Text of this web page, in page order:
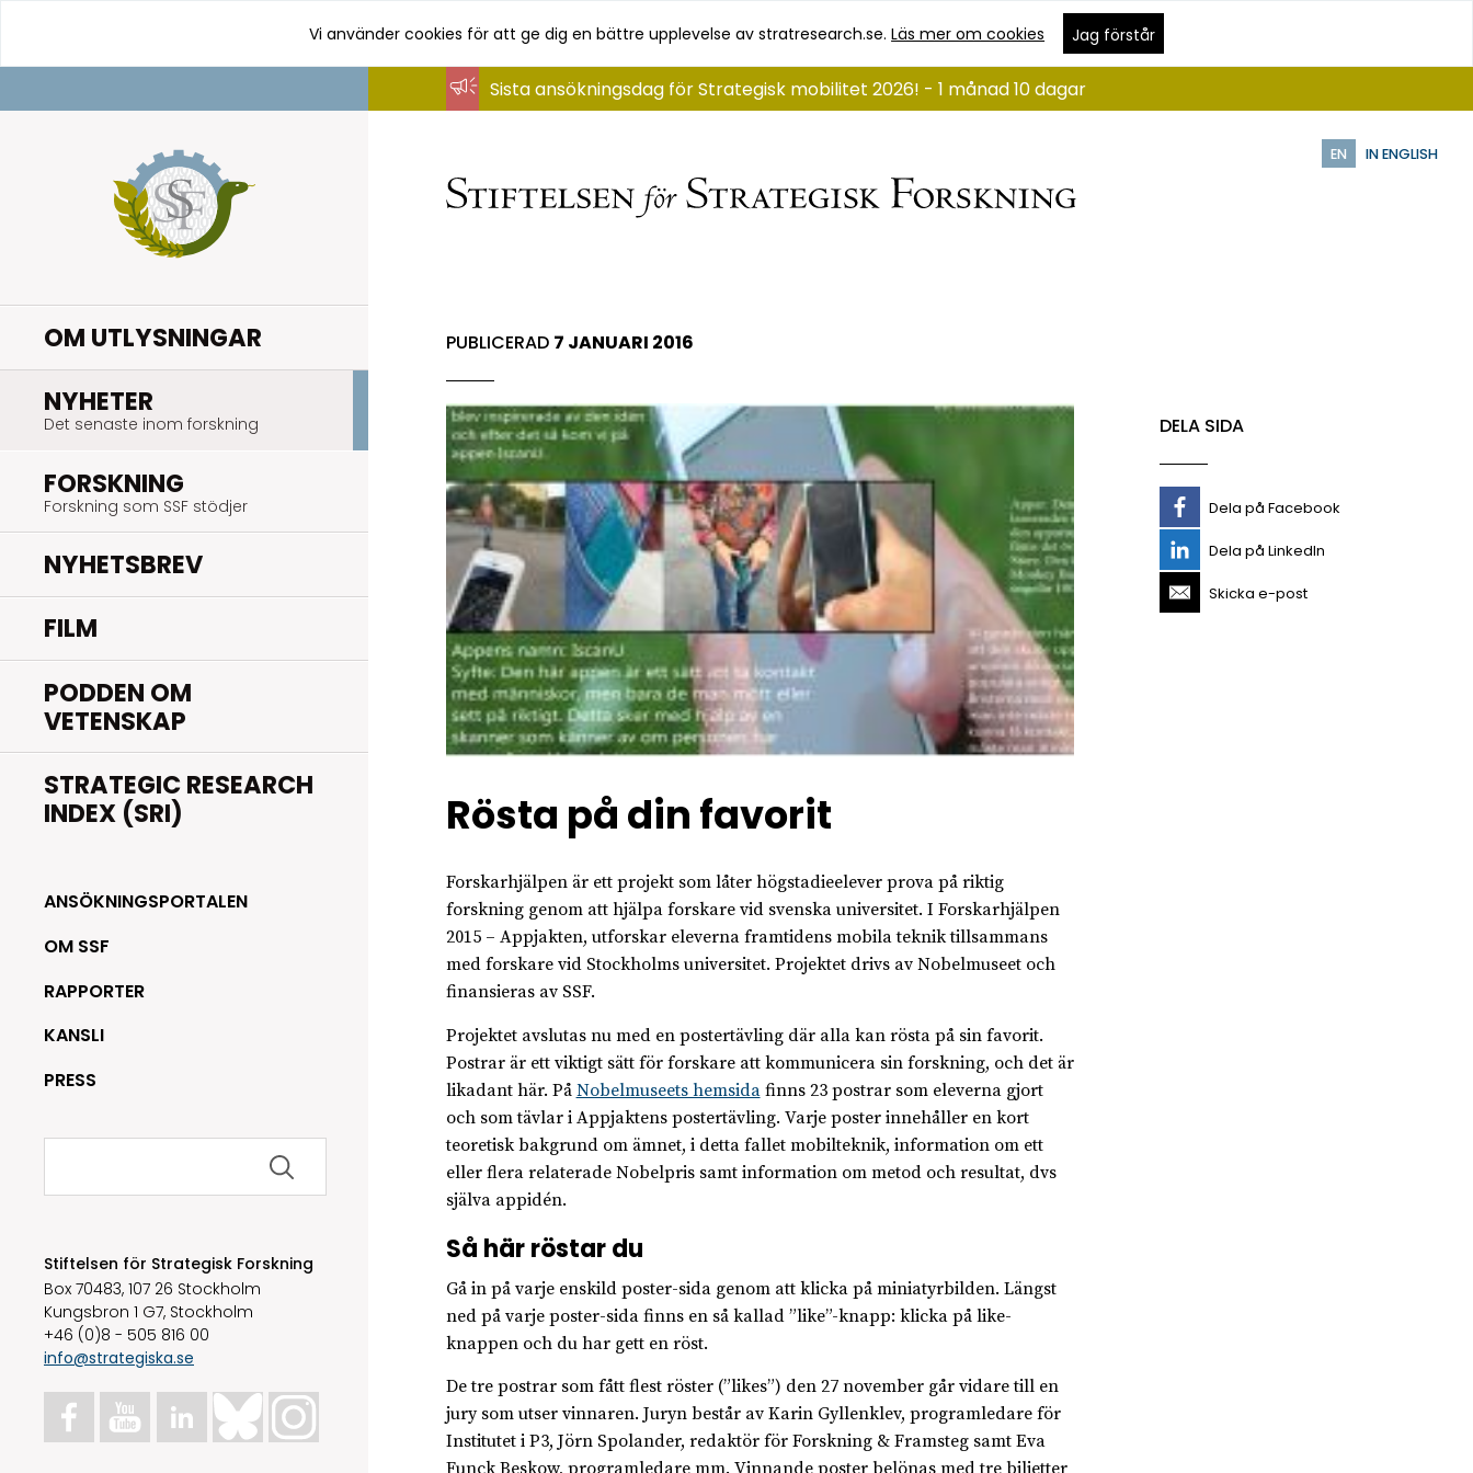
innehåll
Vi använder cookies för att ge dig en bättre upplevelse av stratresearch.se.Läs mer om cookies Jag förstår
EN IN ENGLISH
OM UTLYSNINGAR
NYHETER
Det senaste inom forskning
FORSKNING
Forskning som SSF stödjer
NYHETSBREV
FILM
PODDEN OM
VETENSKAP
STRATEGIC RESEARCH
INDEX (SRI)
ANSÖKNINGSPORTALEN
OM SSF
RAPPORTER
KANSLI
PRESS
Sök
Stiftelsen för Strategisk Forskning
Box 70483, 107 26 Stockholm
Kungsbron 1 G7, Stockholm
+46 (0)8 - 505 816 00
info@strategiska.se
Sista ansökningsdag för Strategisk mobilitet 2026! - 1 månad 10 dagar
PUBLICERAD 7 JANUARI 2016
Rösta på din favorit
Forskarhjälpen är ett projekt som låter högstadieelever prova på riktig
forskning genom att hjälpa forskare vid svenska universitet. I Forskarhjälpen
2015 – Appjakten, utforskar eleverna framtidens mobila teknik tillsammans
med forskare vid Stockholms universitet. Projektet drivs av Nobelmuseet och
finansieras av SSF.
Projektet avslutas nu med en postertävling där alla kan rösta på sin favorit.
Postrar är ett viktigt sätt för forskare att kommunicera sin forskning, och det är
likadant här. På Nobelmuseets hemsidafinns 23 postrar som eleverna gjort
och som tävlar i Appjaktens postertävling. Varje poster innehåller en kort
teoretisk bakgrund om ämnet, i detta fallet mobilteknik, information om ett
eller flera relaterade Nobelpris samt information om metod och resultat, dvs
själva appidén.
Så här röstar du
Gå in på varje enskild poster-sida genom att klicka på miniatyrbilden. Längst
ned på varje poster-sida finns en så kallad ”like”-knapp: klicka på like-
knappen och du har gett en röst.
De tre postrar som fått flest röster (”likes”) den 27 november går vidare till en
jury som utser vinnaren. Juryn består av Karin Gyllenklev, programledare för
Institutet i P3, Jörn Spolander, redaktör för Forskning & Framsteg samt Eva
DELA SIDA
Dela på Facebook
Dela på LinkedIn
Skicka e-post